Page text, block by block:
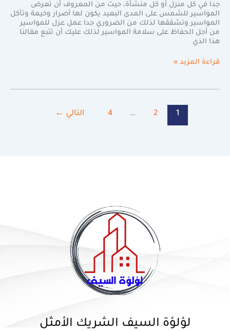
جدا في كل منزل أو كل منشأة، حيث من المعروف أن تعرض
المواسير للشمس على المدى البعيد يكون لها أضرار وخيمة وتآكل
المواسير وتشققها لذلك من الضروري جدا عمل عزل للمواسير
من أجل الحفاظ على سلامة المواسير لذلك عليك أن تتبع مقالنا
هذا الذي
قراءة المزيد »
1
2
…
4 التالي ←
لؤلؤة السيف الشريك الأمثل